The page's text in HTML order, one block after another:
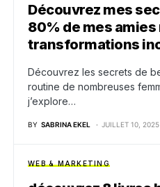
Découvrez mes
80% de mes
transformations
Découvrez les secrets de
routine de nombreuses
j’explore…
BY SABRINA EKEL JUILLET 10, 2025
WEB & MARKETING